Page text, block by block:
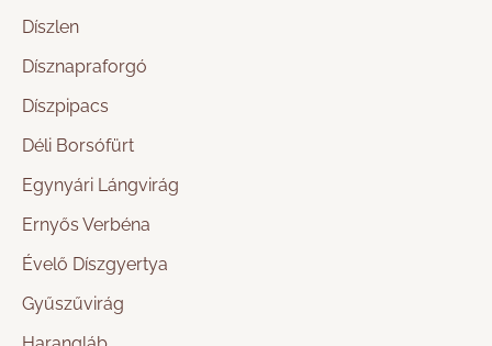
Díszlen
Dísznapraforgó
Díszpipacs
Déli Borsófürt
Egynyári Lángvirág
Ernyős Verbéna
Évelő Díszgyertya
Gyűszűvirág